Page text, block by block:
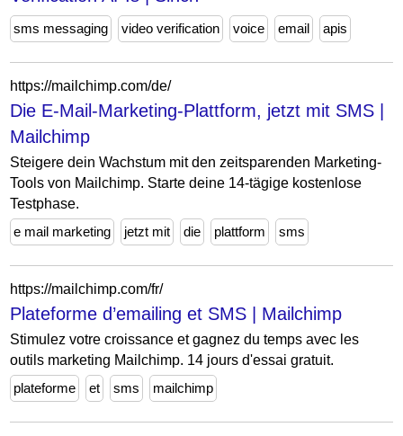
sms messaging video verification voice email apis
https://mailchimp.com/de/
Die E-Mail-Marketing-Plattform, jetzt mit SMS |
Mailchimp
Steigere dein Wachstum mit den zeitsparenden Marketing-
Tools von Mailchimp. Starte deine 14-tägige kostenlose
Testphase.
e mail marketing
jetzt mit die plattform sms
https://mailchimp.com/fr/
Plateforme d’emailing et SMS | Mailchimp
Stimulez votre croissance et gagnez du temps avec les
outils marketing Mailchimp. 14 jours d'essai gratuit.
plateforme
et sms mailchimp